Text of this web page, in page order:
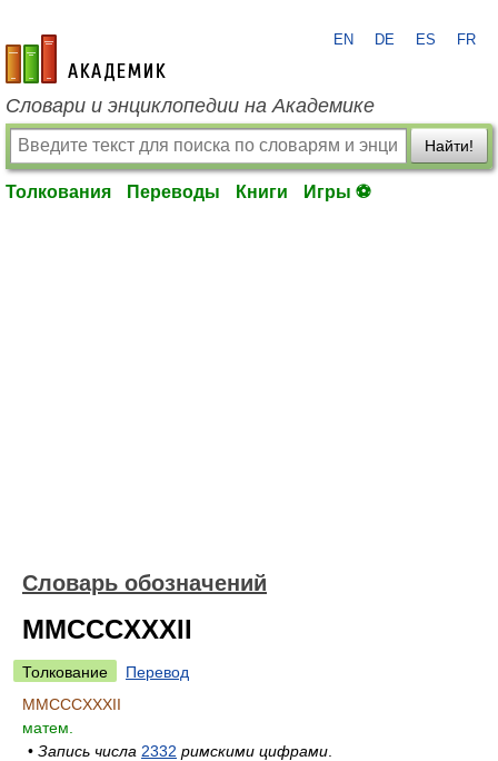
academic.ru
EN DE ES FR
Словари и энциклопедии на Академике
Найти!
Толкования Переводы Книги Игры ⚽
Словарь обозначений
MMCCCXXXII
Толкование
Перевод
MMCCCXXXII
матем.
• Запись числа 2332 римскими цифрами